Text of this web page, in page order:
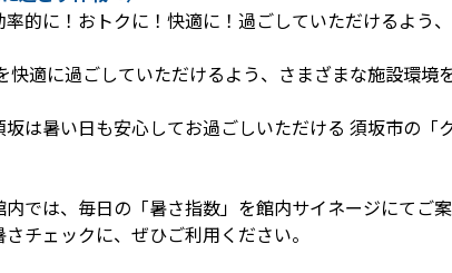
的に！おトクに！快適に！過ごしていただけるよう
快適に過ごしていただけるよう、さまざまな施設環境
は暑い日も安心してお過ごしいただける 須坂市の「
では、毎日の「暑さ指数」を館内サイネージにてご案
チェックに、ぜひご利用ください。